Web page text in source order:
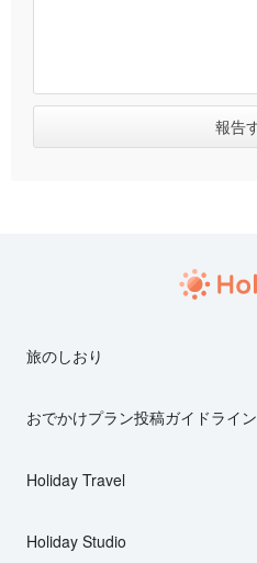
旅のしおり
おでかけプラン投稿ガイドライン
Holiday Travel
Holiday Studio